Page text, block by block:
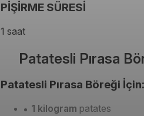
PİŞİRME SÜRESİ
1 saat
Patatesli Pırasa
Patatesli Pırasa Böreği İçin:
1 kilogram patates